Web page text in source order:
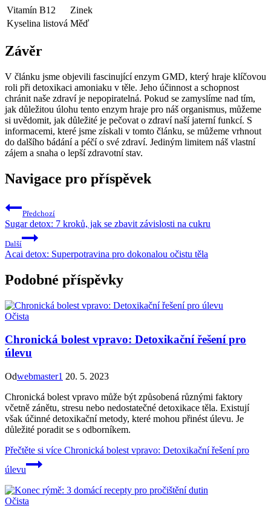
Vitamín B12
Zinek
Kyselina listová Měď
Závěr
V článku jsme objevili fascinující enzym GMD, který hraje klíčovou
roli při detoxikaci amoniaku v těle. Jeho účinnost a schopnost
chránit naše zdraví je nepopiratelná. Pokud se zamyslíme nad tím,
jak důležitou úlohu tento enzym hraje pro náš organismus, můžeme
si uvědomit, jak důležité je pečovat o zdraví naší jaterní funkcí. S
informacemi, které jsme získali v tomto článku, se můžeme vrhnout
do dalšího bádání a péčí o své zdraví. Jediným limitem náš vlastní
zájem a snaha o lepší zdravotní stav.
Navigace pro příspěvek
Předchozí
Sugar detox: 7 kroků, jak se zbavit závislosti na cukru
Další
Acai detox: Superpotravina pro dokonalou očistu těla
Podobné příspěvky
Očista
Chronická bolest vpravo: Detoxikační řešení pro
úlevu
Odwebmaster1 20. 5. 2023
Chronická bolest vpravo může být způsobená různými faktory
včetně zánětu, stresu nebo nedostatečné detoxikace těla. Existují
však účinné detoxikační metody, které mohou přinést úlevu. Je
důležité poradit se s odborníkem.
Přečtěte si více Chronická bolest vpravo: Detoxikační řešení pro
úlevu
Očista